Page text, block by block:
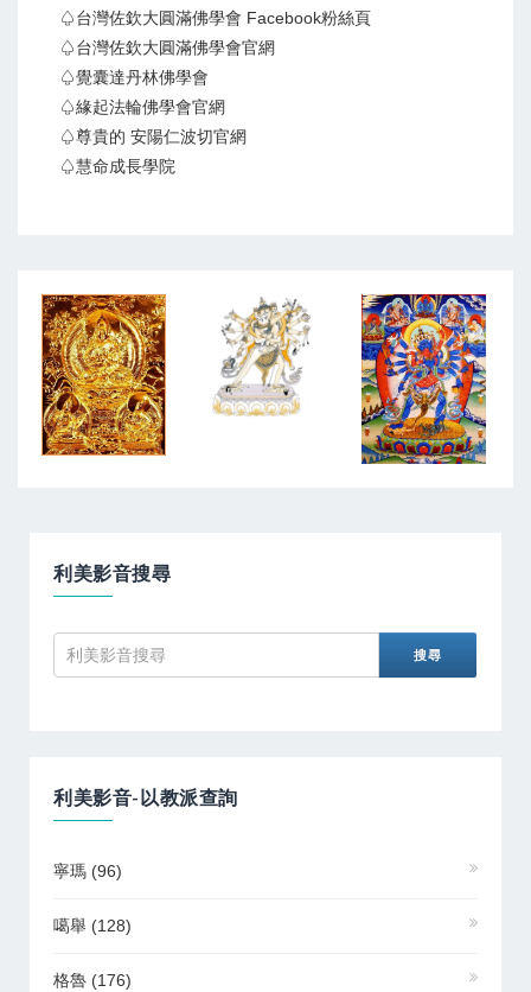
♤台灣佐欽大圓滿佛學會 Facebook粉絲頁
♤台灣佐欽大圓滿佛學會官網
♤覺囊達丹林佛學會
♤緣起法輪佛學會官網
♤尊貴的 安陽仁波切官網
♤慧命成長學院
利美影音搜尋
利美影音-以教派查詢
寧瑪 (96)
噶舉 (128)
格魯 (176)